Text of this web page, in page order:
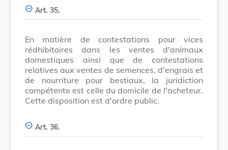
Art. 35.
En matière de contestations pour vices
rédhibitoires dans les ventes d'animaux
domestiques ainsi que de contestations
relatives aux ventes de semences, d'engrais et
de nourriture pour bestiaux, la juridiction
compétente est celle du domicile de l'acheteur.
Cette disposition est d'ordre public.
Art. 36.